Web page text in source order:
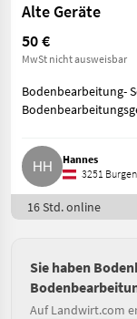
Alte Geräte
50 €
MwSt nicht ausweisbar
Bodenbearbeitung-
Hannes
3251
16 Std. online
Sie haben
Auf Landwirt.com